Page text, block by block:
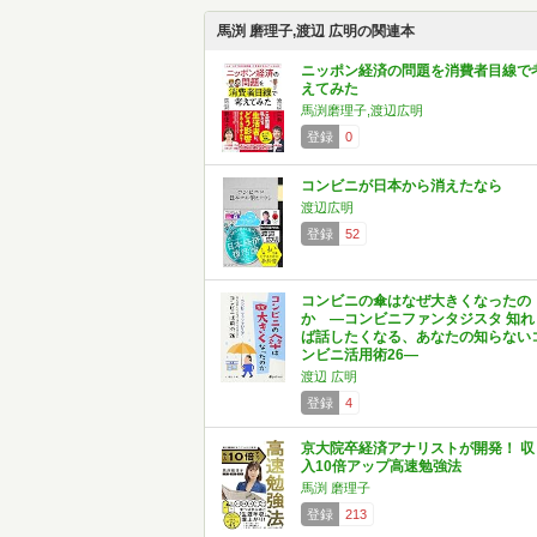
馬渕 磨理子,渡辺 広明の関連本
ニッポン経済の問題を消費者目線で
えてみた
馬渕磨理子,渡辺広明
登録
0
コンビニが日本から消えたなら
渡辺広明
登録
52
コンビニの傘はなぜ大きくなったの
か ―コンビニファンタジスタ 知れ
ば話したくなる、あなたの知らない
ンビニ活用術26―
渡辺 広明
登録
4
京大院卒経済アナリストが開発！ 収
入10倍アップ高速勉強法
馬渕 磨理子
登録
213